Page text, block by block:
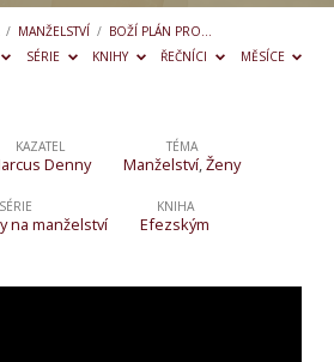
/ MANŽELSTVÍ / BOŽÍ PLÁN PRO…
SÉRIE KNIHY ŘEČNÍCI MĚSÍCE
KAZATEL
Denny
TÉMA
Manželství,Ženy
SÉRIE
na manželství
KNIHA
Efezským